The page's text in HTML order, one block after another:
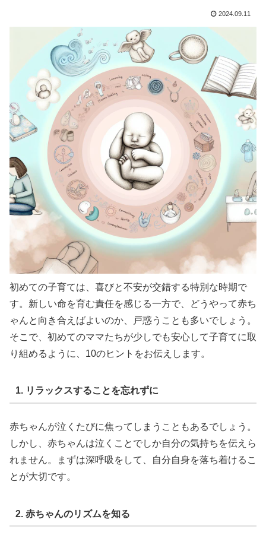
2024.09.11
初めての子育ては、喜びと不安が交錯する特別な時期で
す。新しい命を育む責任を感じる一方で、どうやって赤ち
ゃんと向き合えばよいのか、戸惑うことも多いでしょう。
そこで、初めてのママたちが少しでも安心して子育てに取
り組めるように、10のヒントをお伝えします。
1. リラックスすることを忘れずに
赤ちゃんが泣くたびに焦ってしまうこともあるでしょう。
しかし、赤ちゃんは泣くことでしか自分の気持ちを伝えら
れません。まずは深呼吸をして、自分自身を落ち着けるこ
とが大切です。
2. 赤ちゃんのリズムを知る